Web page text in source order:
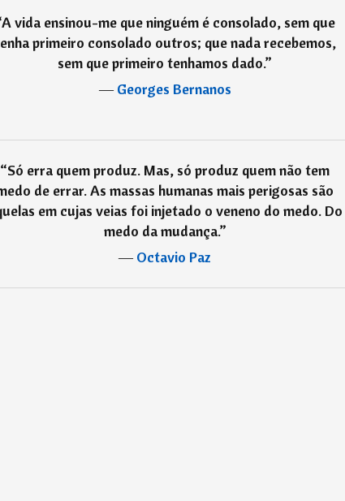
A vida ensinou-me que ninguém é consolado, sem que
primeiro consolado outros; que nada recebemos,
sem que primeiro tenhamos dado.”
―Georges Bernanos
“Só erra quem produz. Mas, só produz quem não tem
de errar. As massas humanas mais perigosas são
em cujas veias foi injetado o veneno do medo. Do
medo da mudança.”
―Octavio Paz